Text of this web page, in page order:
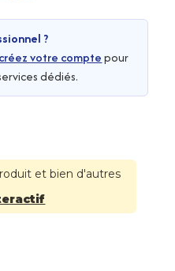
?
créez votre comptepour
dédiés.
et bien d'autres